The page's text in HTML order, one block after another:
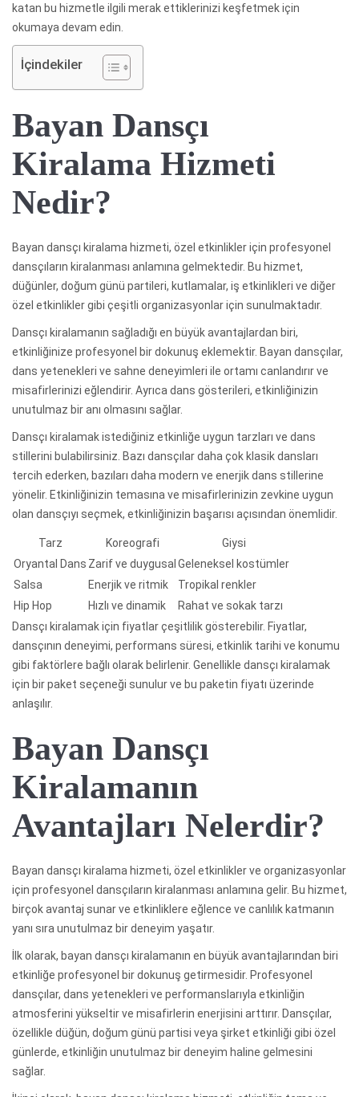
katan bu hizmetle ilgili merak ettiklerinizi keşfetmek için
okumaya devam edin.
İçindekiler
Bayan Dansçı
Kiralama Hizmeti
Nedir?
Bayan dansçı kiralama hizmeti, özel etkinlikler için profesyonel
dansçıların kiralanması anlamına gelmektedir. Bu hizmet,
düğünler, doğum günü partileri, kutlamalar, iş etkinlikleri ve diğer
özel etkinlikler gibi çeşitli organizasyonlar için sunulmaktadır.
Dansçı kiralamanın sağladığı en büyük avantajlardan biri,
etkinliğinize profesyonel bir dokunuş eklemektir. Bayan dansçılar,
dans yetenekleri ve sahne deneyimleri ile ortamı canlandırır ve
misafirlerinizi eğlendirir. Ayrıca dans gösterileri, etkinliğinizin
unutulmaz bir anı olmasını sağlar.
Dansçı kiralamak istediğiniz etkinliğe uygun tarzları ve dans
stillerini bulabilirsiniz. Bazı dansçılar daha çok klasik dansları
tercih ederken, bazıları daha modern ve enerjik dans stillerine
yönelir. Etkinliğinizin temasına ve misafirlerinizin zevkine uygun
olan dansçıyı seçmek, etkinliğinizin başarısı açısından önemlidir.
Tarz Koreografi
Giysi
Oryantal Dans Zarif ve duygusalGeleneksel kostümler
Salsa
Enerjik ve ritmik
Tropikal renkler
Hip Hop
Hızlı ve dinamik
Rahat ve sokak tarzı
Dansçı kiralamak için fiyatlar çeşitlilik gösterebilir. Fiyatlar,
dansçının deneyimi, performans süresi, etkinlik tarihi ve konumu
gibi faktörlere bağlı olarak belirlenir. Genellikle dansçı kiralamak
için bir paket seçeneği sunulur ve bu paketin fiyatı üzerinde
anlaşılır.
Bayan Dansçı
Kiralamanın
Avantajları Nelerdir?
Bayan dansçı kiralama hizmeti, özel etkinlikler ve organizasyonlar
için profesyonel dansçıların kiralanması anlamına gelir. Bu hizmet,
birçok avantaj sunar ve etkinliklere eğlence ve canlılık katmanın
yanı sıra unutulmaz bir deneyim yaşatır.
İlk olarak, bayan dansçı kiralamanın en büyük avantajlarından biri
etkinliğe profesyonel bir dokunuş getirmesidir. Profesyonel
dansçılar, dans yetenekleri ve performanslarıyla etkinliğin
atmosferini yükseltir ve misafirlerin enerjisini arttırır. Dansçılar,
özellikle düğün, doğum günü partisi veya şirket etkinliği gibi özel
günlerde, etkinliğin unutulmaz bir deneyim haline gelmesini
sağlar.